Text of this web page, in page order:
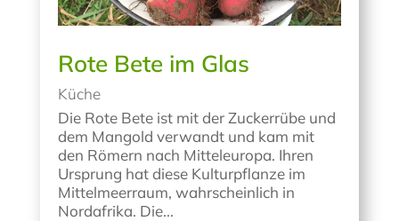
Rote Bete im Glas
Küche
Die Rote Bete ist mit der Zuckerrübe und
dem Mangold verwandt und kam mit
den Römern nach Mitteleuropa. Ihren
Ursprung hat diese Kulturpflanze im
Mittelmeerraum, wahrscheinlich in
Nordafrika. Die...